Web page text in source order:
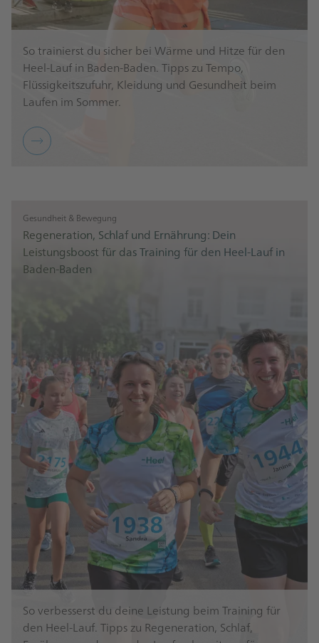
So trainierst du sicher bei Wärme und Hitze für den
Heel-Lauf in Baden-Baden. Tipps zu Tempo,
Flüssigkeitszufuhr, Kleidung und Gesundheit beim
Laufen im Sommer.
Gesundheit & Bewegung
Regeneration, Schlaf und Ernährung: Dein
Leistungsboost für das Training für den Heel-Lauf in
Baden-Baden
So verbesserst du deine Leistung beim Training für
den Heel-Lauf. Tipps zu Regeneration, Schlaf,